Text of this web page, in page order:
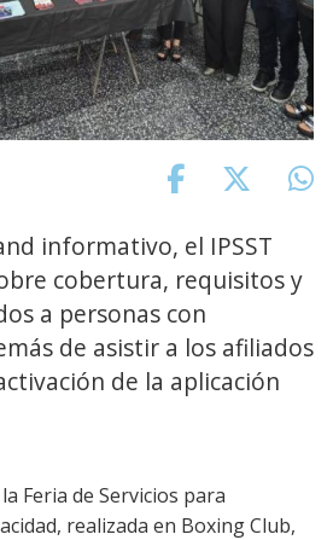
informativo, el IPSST
cobertura, requisitos y
a personas con
de asistir a los afiliados
de la aplicación
Feria de Servicios para
realizada en Boxing Club,